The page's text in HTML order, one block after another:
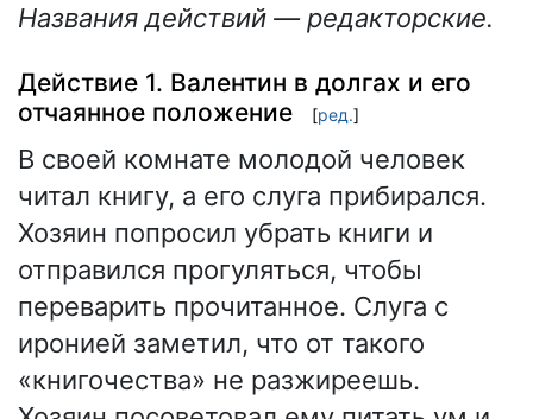
Названия действий — редакторские.
Действие 1. Валентин в долгах и его
отчаянное положение
[ред.]
В своей комнате молодой человек
читал книгу, а его слуга прибирался.
Хозяин попросил убрать книги и
отправился прогуляться, чтобы
переварить прочитанное. Слуга с
иронией заметил, что от такого
«книгочества» не разжиреешь.